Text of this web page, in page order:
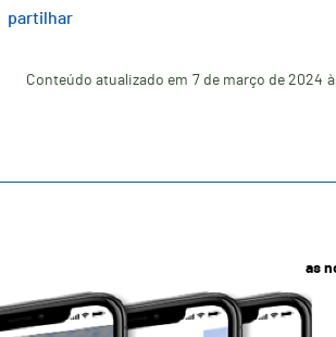
partilhar
Conteúdo atualizado em 7 de março de 2024
as